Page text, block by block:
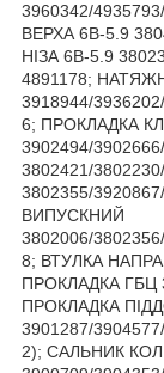
3960342/
ВЕРХА 6В-5.9
НІЗА 6В-5.9
4891178;
3918944/
6; ПРОКЛАДКА
3902494/
3802421/
3802355/
ВИПУСКНИЙ
3802006/
8; ВТУЛКА
ПРОКЛАДКА ГБЦ
ПРОКЛАДКА
3901287/
2); САЛЬНИК